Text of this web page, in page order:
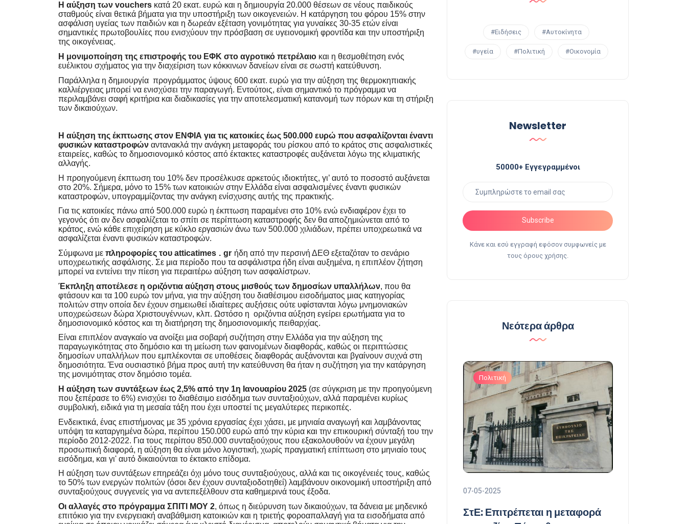
Η αύξηση των vouchers κατά 20 εκατ. ευρώ και η δημιουργία 20.000 θέσεων σε νέους παιδικούς
σταθμούς είναι θετικά βήματα για την υποστήριξη των οικογενειών. Η κατάργηση του φόρου 15% στην
ασφάλιση υγείας των παιδιών και η δωρεάν εξέταση γονιμότητας για γυναίκες 30-35 ετών είναι
σημαντικές πρωτοβουλίες που ενισχύουν την πρόσβαση σε υγειονομική φροντίδα και την υποστήριξη
της οικογένειας.
Η μονιμοποίηση της επιστροφής του ΕΦΚ στο αγροτικό πετρέλαιο και η θεσμοθέτηση ενός
ευέλικτου σχήματος για την διαχείριση των κόκκινων δανείων είναι σε σωστή κατεύθυνση.
Παράλληλα η δημιουργία προγράμματος ύψους 600 εκατ. ευρώ για την αύξηση της θερμοκηπιακής
καλλιέργειας μπορεί να ενισχύσει την παραγωγή. Εντούτοις, είναι σημαντικό το πρόγραμμα να
περιλαμβάνει σαφή κριτήρια και διαδικασίες για την αποτελεσματική κατανομή των πόρων και τη στήριξη
των δικαιούχων.
Η αύξηση της έκπτωσης στον ΕΝΦΙΑ για τις κατοικίες έως 500.000 ευρώ που ασφαλίζονται έναντι
φυσικών καταστροφών αντανακλά την ανάγκη μεταφοράς του ρίσκου από το κράτος στις ασφαλιστικές
εταιρείες, καθώς το δημοσιονομικό κόστος από έκτακτες καταστροφές αυξάνεται λόγω της κλιματικής
αλλαγής.
Η προηγούμενη έκπτωση του 10% δεν προσέλκυσε αρκετούς ιδιοκτήτες, γι’ αυτό το ποσοστό αυξάνεται
στο 20%. Σήμερα, μόνο το 15% των κατοικιών στην Ελλάδα είναι ασφαλισμένες έναντι φυσικών
καταστροφών, υπογραμμίζοντας την ανάγκη ενίσχυσης αυτής της πρακτικής.
Για τις κατοικίες πάνω από 500.000 ευρώ η έκπτωση παραμένει στο 10% ενώ ενδιαφέρον έχει το
γεγονός ότι αν δεν ασφαλίζεται το σπίτι σε περίπτωση καταστροφής δεν θα αποζημιώνεται από το
κράτος, ενώ κάθε επιχείρηση με κύκλο εργασιών άνω των 500.000 χιλιάδων, πρέπει υποχρεωτικά να
ασφαλίζεται έναντι φυσικών καταστροφών.
Σύμφωνα με πληροφορίες του atticatimes . gr ήδη από την περσινή ΔΕΘ εξεταζόταν το σενάριο
υποχρεωτικής ασφάλισης. Σε μια περίοδο που τα ασφάλιστρα ήδη είναι αυξημένα, η επιπλέον ζήτηση
μπορεί να εντείνει την πίεση για περαιτέρω αύξηση των ασφαλίστρων.
Έκπληξη αποτέλεσε η οριζόντια αύξηση στους μισθούς των δημοσίων υπαλλήλων, που θα
φτάσουν και τα 100 ευρώ τον μήνα, για την αύξηση του διαθέσιμου εισοδήματος μιας κατηγορίας
πολιτών στην οποία δεν έχουν σημειωθεί ιδιαίτερες αυξήσεις ούτε υφίστανται λόγω μνημονιακών
υποχρεώσεων δώρα Χριστουγέννων, κλπ. Ωστόσο η οριζόντια αύξηση εγείρει ερωτήματα για το
δημοσιονομικό κόστος και τη διατήρηση της δημοσιονομικής πειθαρχίας.
Είναι επιπλέον αναγκαίο να ανοίξει μια σοβαρή συζήτηση στην Ελλάδα για την αύξηση της
παραγωγικότητας στο δημόσιο και τη μείωση των φαινομένων διαφθοράς, καθώς οι περιπτώσεις
δημοσίων υπαλλήλων που εμπλέκονται σε υποθέσεις διαφθοράς αυξάνονται και βγαίνουν συχνά στη
δημοσιότητα. Ένα ουσιαστικό βήμα προς αυτή την κατεύθυνση θα ήταν η συζήτηση για την κατάργηση
της μονιμότητας στον δημόσιο τομέα.
Η αύξηση των συντάξεων έως 2,5% από την 1η Ιανουαρίου 2025 (σε σύγκριση με την προηγούμενη
που ξεπέρασε το 6%) ενισχύει το διαθέσιμο εισόδημα των συνταξιούχων, αλλά παραμένει κυρίως
συμβολική, ειδικά για τη μεσαία τάξη που έχει υποστεί τις μεγαλύτερες περικοπές.
Ενδεικτικά, ένας επιστήμονας με 35 χρόνια εργασίας έχει χάσει, με μηνιαία αναγωγή και λαμβάνοντας
υπόψη τα καταργημένα δώρα, περίπου 150.000 ευρώ από την κύρια και την επικουρική σύνταξή του την
περίοδο 2012-2022. Για τους περίπου 850.000 συνταξιούχους που εξακολουθούν να έχουν μεγάλη
προσωπική διαφορά, η αύξηση θα είναι μόνο λογιστική, χωρίς πραγματική επίπτωση στο μηνιαίο τους
εισόδημα, και γι' αυτό δικαιούνται το έκτακτο επίδομα.
Η αύξηση των συντάξεων επηρεάζει όχι μόνο τους συνταξιούχους, αλλά και τις οικογένειές τους, καθώς
το 50% των ενεργών πολιτών (όσοι δεν έχουν συνταξιοδοτηθεί) λαμβάνουν οικονομική υποστήριξη από
συνταξιούχους συγγενείς για να αντεπεξέλθουν στα καθημερινά τους έξοδα.
Οι αλλαγές στο πρόγραμμα ΣΠΙΤΙ ΜΟΥ 2, όπως η διεύρυνση των δικαιούχων, τα δάνεια με μηδενικό
επιτόκιο για την ενεργειακή αναβάθμιση κατοικιών και η τριετής φοροαπαλλαγή για τα εισοδήματα από
#Ειδήσεις #Αυτοκίνητα
#υγεία #Πολιτική #Οικονομία
Newsletter
50000+ Εγγεγραμμένοι
Subscribe
Κάνε και εσύ εγγραφή εφόσον συμφωνείς με
τους όρους χρήσης.
Νεότερα άρθρα
07-09-2024
Η πρώτη οικονομική ανάλυση
Πολιτική
07-05-2025
ΣτΕ: Επιτρέπεται η μεταφορά